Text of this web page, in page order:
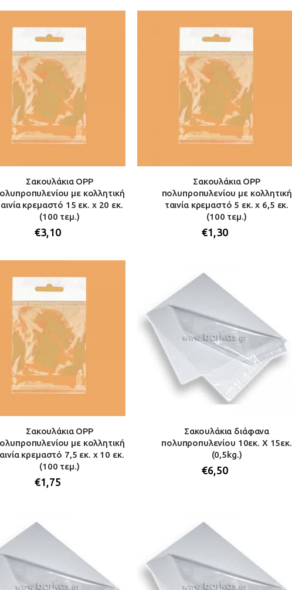
Σακουλάκια OPP
με κολλητική
κρεμαστό 15 εκ. x 20 εκ.
(100 τεμ.)
€3,10
Σακουλάκια OPP
πολυπροπυλενίου με κολλητική
ταινία κρεμαστό 5 εκ. x 6,5 εκ.
(100 τεμ.)
€1,30
Σακουλάκια OPP
με κολλητική
κρεμαστό 7,5 εκ. x 10 εκ.
(100 τεμ.)
€1,75
Σακουλάκια διάφανα
πολυπροπυλενίου 10εκ. Χ 15εκ.
(0,5kg.)
€6,50